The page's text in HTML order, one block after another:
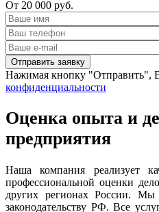
От 20 000 руб.
Нажимая кнопку "Отправить",
конфиденциальности
Оценка опыта и
предприятия
Наша компания реализует
профессиональной оценки
других регионах России. Мы
законодательству РФ. Все